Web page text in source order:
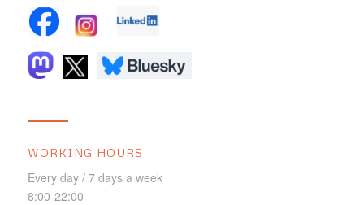
WORKING HOURS
Every day / 7 days a week
8:00-22:00